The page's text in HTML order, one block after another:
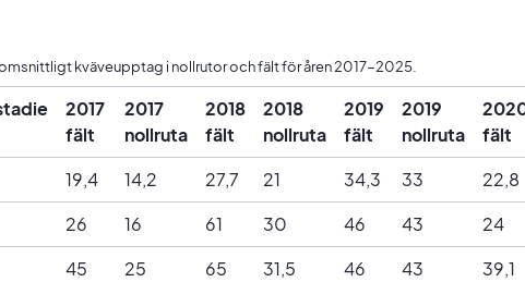
kväveupptag i nollrutor och fält för åren 2017-2025.
2017
fält
2017
nollruta
2018
fält
2018
nollruta
2019
fält
2019
nollruta
fält
19,4 14,2 27,7 21 34,3 33 22,8
26 16 61 30 46 43 24
45 25 65 31,5 46 43 39,1